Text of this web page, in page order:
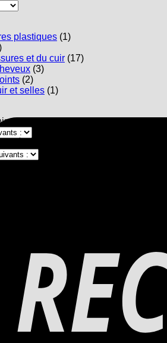
plastiques (1)
et du cuir (17)
(3)
(2)
et selles (1)
: